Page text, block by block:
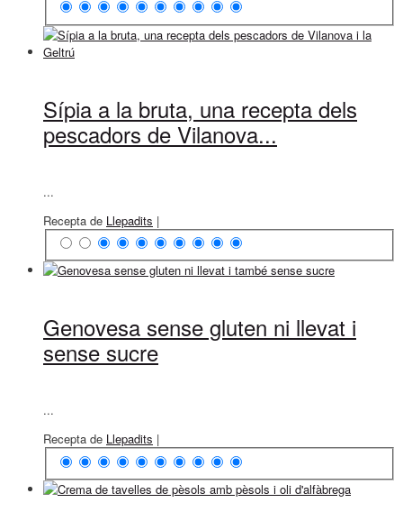
Sípia a la bruta, una recepta dels
pescadors de Vilanova...
...
Recepta de Llepadits |
Genovesa sense gluten ni llevat i
sense sucre
...
Recepta de Llepadits |